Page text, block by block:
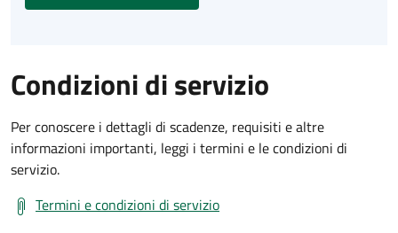
Condizioni di servizio
Per conoscere i dettagli di scadenze, requisiti e altre
informazioni importanti, leggi i termini e le condizioni di
servizio.
Termini e condizioni di servizio